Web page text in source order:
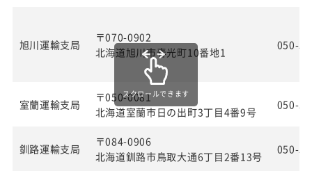
旭川運輸支局
〒070-0902
北海道旭川市春光町10番地1
050-
室蘭運輸支局
〒050-0081
北海道室蘭市日の出町3丁目4番9号
050-
釧路運輸支局
〒084-0906
北海道釧路市鳥取大通6丁目2番13号
050-
スクロールできます